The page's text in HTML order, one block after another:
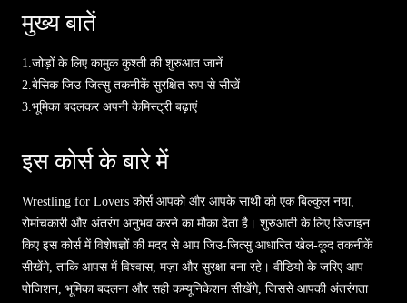
मुख्य बातें
1.जोड़ों के लिए कामुक कुश्ती की शुरुआत जानें
2.बेसिक जिउ-जित्सु तकनीकें सुरक्षित रूप से सीखें
3.भूमिका बदलकर अपनी केमिस्ट्री बढ़ाएं
इस कोर्स के बारे में
Wrestling for Lovers कोर्स आपको और आपके साथी को एक बिल्कुल नया,
रोमांचकारी और अंतरंग अनुभव करने का मौका देता है। शुरुआती के लिए डिजाइन
किए इस कोर्स में विशेषज्ञों की मदद से आप जिउ-जित्सु आधारित खेल-कूद तकनीकें
सीखेंगे, ताकि आपस में विश्वास, मज़ा और सुरक्षा बना रहे। वीडियो के जरिए आप
पोजिशन, भूमिका बदलना और सही कम्यूनिकेशन सीखेंगे, जिससे आपकी अंतरंगता